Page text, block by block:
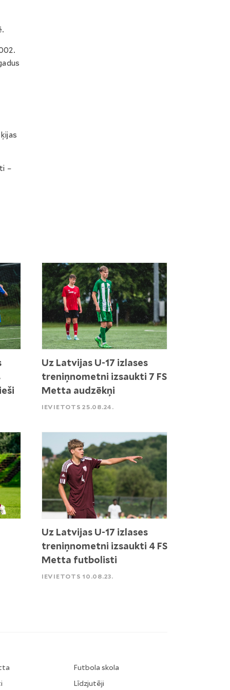
–
Uz Latvijas U-17 izlases
treniņnometni izsaukti 7 FS
Metta audzēkņi
IEVIETOTS 25.08.24.
Uz Latvijas U-17 izlases
treniņnometni izsaukti 4 FS
Metta futbolisti
IEVIETOTS 10.08.23.
Futbola skola
Līdzjutēji